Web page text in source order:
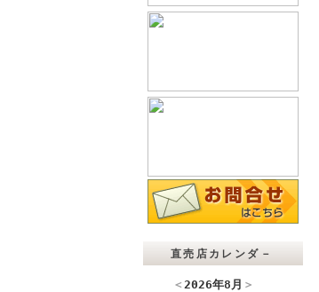
直売店カレンダ－
＜ 2026年8月 ＞